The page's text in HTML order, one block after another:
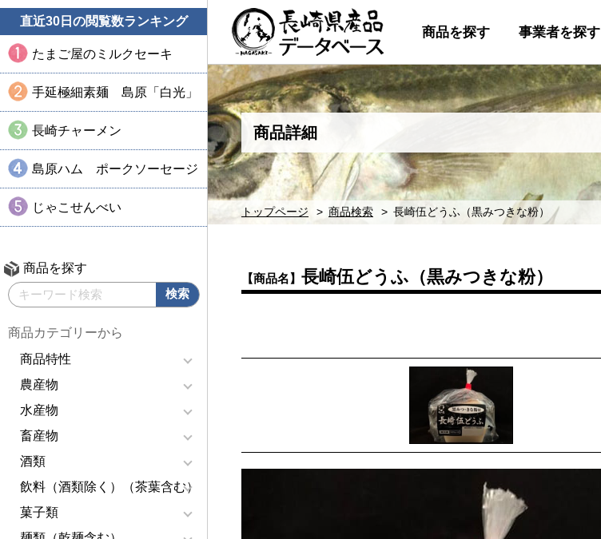
直近30日の閲覧数ランキング
たまご屋のミルクセーキ
手延極細素麺 島原「白光」
長崎チャーメン
島原ハム ポークソーセージ
じゃこせんべい
商品を探す
商品カテゴリーから
商品特性
農産物
水産物
畜産物
酒類
飲料（酒類除く）（茶葉含む）
菓子類
商品を探す 事業者を探す
商品詳細
トップページ 商品検索 長崎伍どうふ（黒みつきな粉）
【商品名】 長崎伍どうふ（黒みつきな粉）